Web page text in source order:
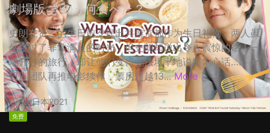
劇場版 きのう何食べた？
史朗在贤二的生日前夕提出共游京都作为生日礼物，两人虽
然度过了非常满足的时光，但史朗却说出令人震惊的话！一
场开心的旅行，却让他们变得无法坦率地说出内心话…… ☆
日剧团队再推电影续作，票房超越13... More
2h日本2021
免费